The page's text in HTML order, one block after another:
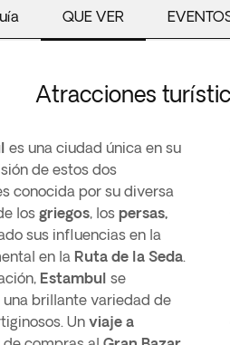
QUE VER
Atracciones
es una ciudad única en su
de estos dos
conocida por su diversa
los griegos, los persas,
sus influencias en la
en la Ruta de la Seda.
Estambul se
una brillante variedad de
Un viaje a